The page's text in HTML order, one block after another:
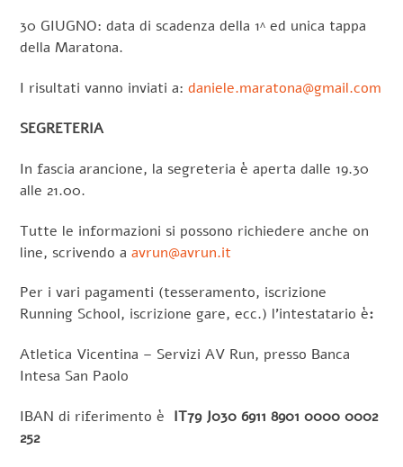
30 GIUGNO: data di scadenza della 1^ ed unica tappa
della Maratona.
I risultati vanno inviati a:daniele.maratona@gmail.com
SEGRETERIA
In fascia arancione, la segreteria è aperta dalle 19.30
alle 21.00.
Tutte le informazioni si possono richiedere anche on
line, scrivendo aavrun@avrun.it
Per i vari pagamenti (tesseramento, iscrizione
Running School, iscrizione gare, ecc.) l’intestatario è:
Atletica Vicentina – Servizi AV Run, presso Banca
Intesa San Paolo
IBAN di riferimento è IT79 J030 6911 8901 0000 0002
252